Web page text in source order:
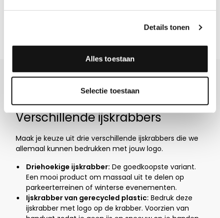
Details tonen
Alles toestaan
Selectie toestaan
Verschillende ijskrabbers
Maak je keuze uit drie verschillende ijskrabbers die we
allemaal kunnen bedrukken met jouw logo.
Driehoekige ijskrabber: De goedkoopste variant.
Een mooi product om massaal uit te delen op
parkeerterreinen of winterse evenementen.
Ijskrabber van gerecycled plastic: Bedruk deze
ijskrabber met logo op de krabber. Voorzien van